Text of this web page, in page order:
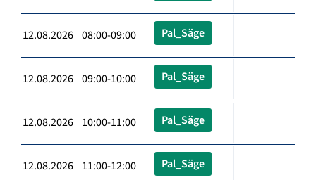
12.08.2026 08:00-09:00 Pal_Säge
12.08.2026 09:00-10:00 Pal_Säge
12.08.2026 10:00-11:00 Pal_Säge
12.08.2026 11:00-12:00 Pal_Säge